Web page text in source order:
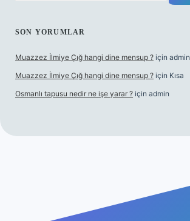
SON YORUMLAR
Muazzez İlmiye Çığ hangi dine mensup ? için admin
Muazzez İlmiye Çığ hangi dine mensup ? için Kısa
Osmanlı tapusu nedir ne işe yarar ? için admin